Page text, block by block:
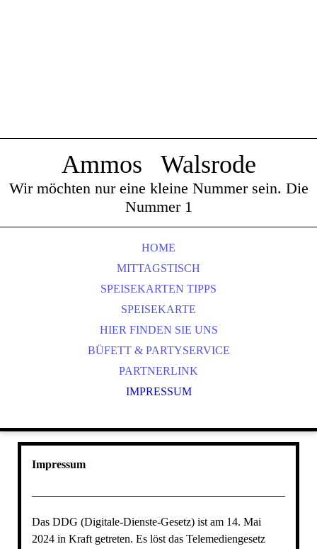
Ammos Walsrode
Wir möchten nur eine kleine Nummer sein. Die
Nummer 1
HOME
MITTAGSTISCH
SPEISEKARTEN TIPPS
SPEISEKARTE
HIER FINDEN SIE UNS
BÜFETT & PARTYSERVICE
PARTNERLINK
IMPRESSUM
Impressum
Das DDG (Digitale-Dienste-Gesetz) ist am 14. Mai
2024 in Kraft getreten. Es löst das Telemediengesetz